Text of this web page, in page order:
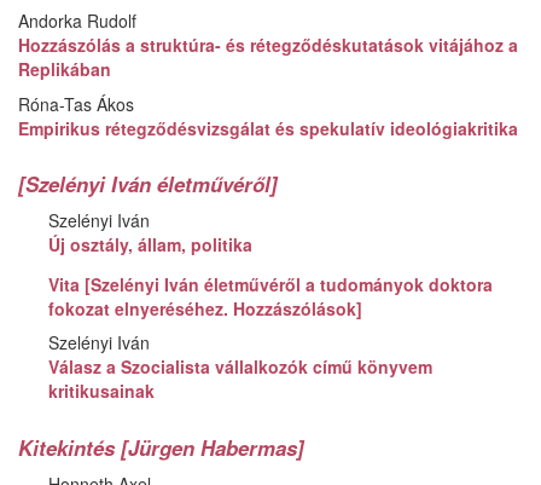
Andorka Rudolf
Hozzászólás a struktúra- és rétegződéskutatások vitájához a
Replikában
Róna-Tas Ákos
Empirikus rétegződésvizsgálat és spekulatív ideológiakritika
[Szelényi Iván életművéről]
Szelényi Iván
Új osztály, állam, politika
Vita [Szelényi Iván életművéről a tudományok doktora
fokozat elnyeréséhez. Hozzászólások]
Szelényi Iván
Válasz a Szocialista vállalkozók című könyvem
kritikusainak
Kitekintés [Jürgen Habermas]